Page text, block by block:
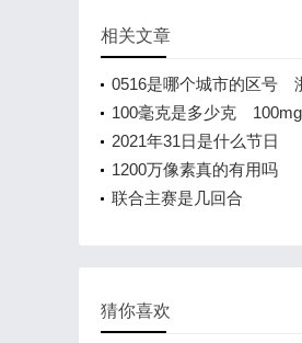
相关文章
0516是哪个城市的区号
100毫克是多少克
2021年31日是什么节日
1200万像素真的有用吗
联合主赛是几回合
猜你喜欢